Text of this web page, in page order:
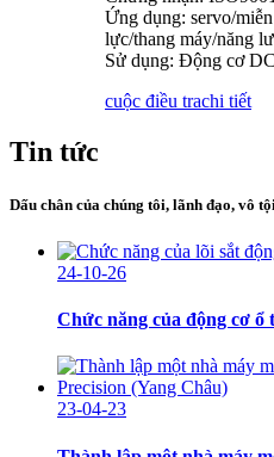
Ứng dụng: servo/
lực/thang máy/năng
Sử dụng: Động cơ
cuộc điều trachi tiết
Tin tức
Dấu chân của chúng tôi, lãnh đạo, vô
24-10-26
Chức năng của động cơ ổ
23-04-23